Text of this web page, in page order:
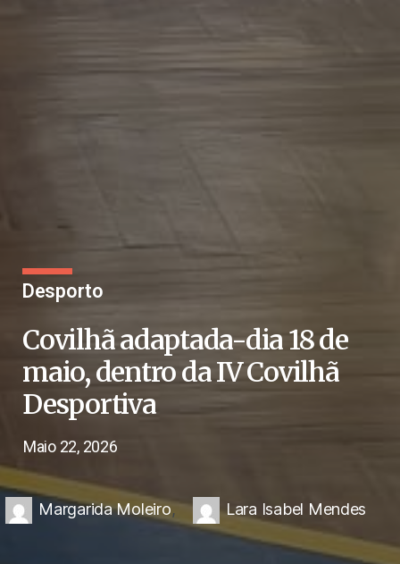
Desporto
Covilhã adaptada-dia 18 de
maio, dentro da IV Covilhã
Desportiva
Maio 22, 2026
Margarida Moleiro, Lara Isabel Mendes